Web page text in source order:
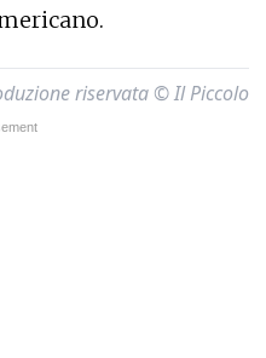
riservata © Il Piccolo